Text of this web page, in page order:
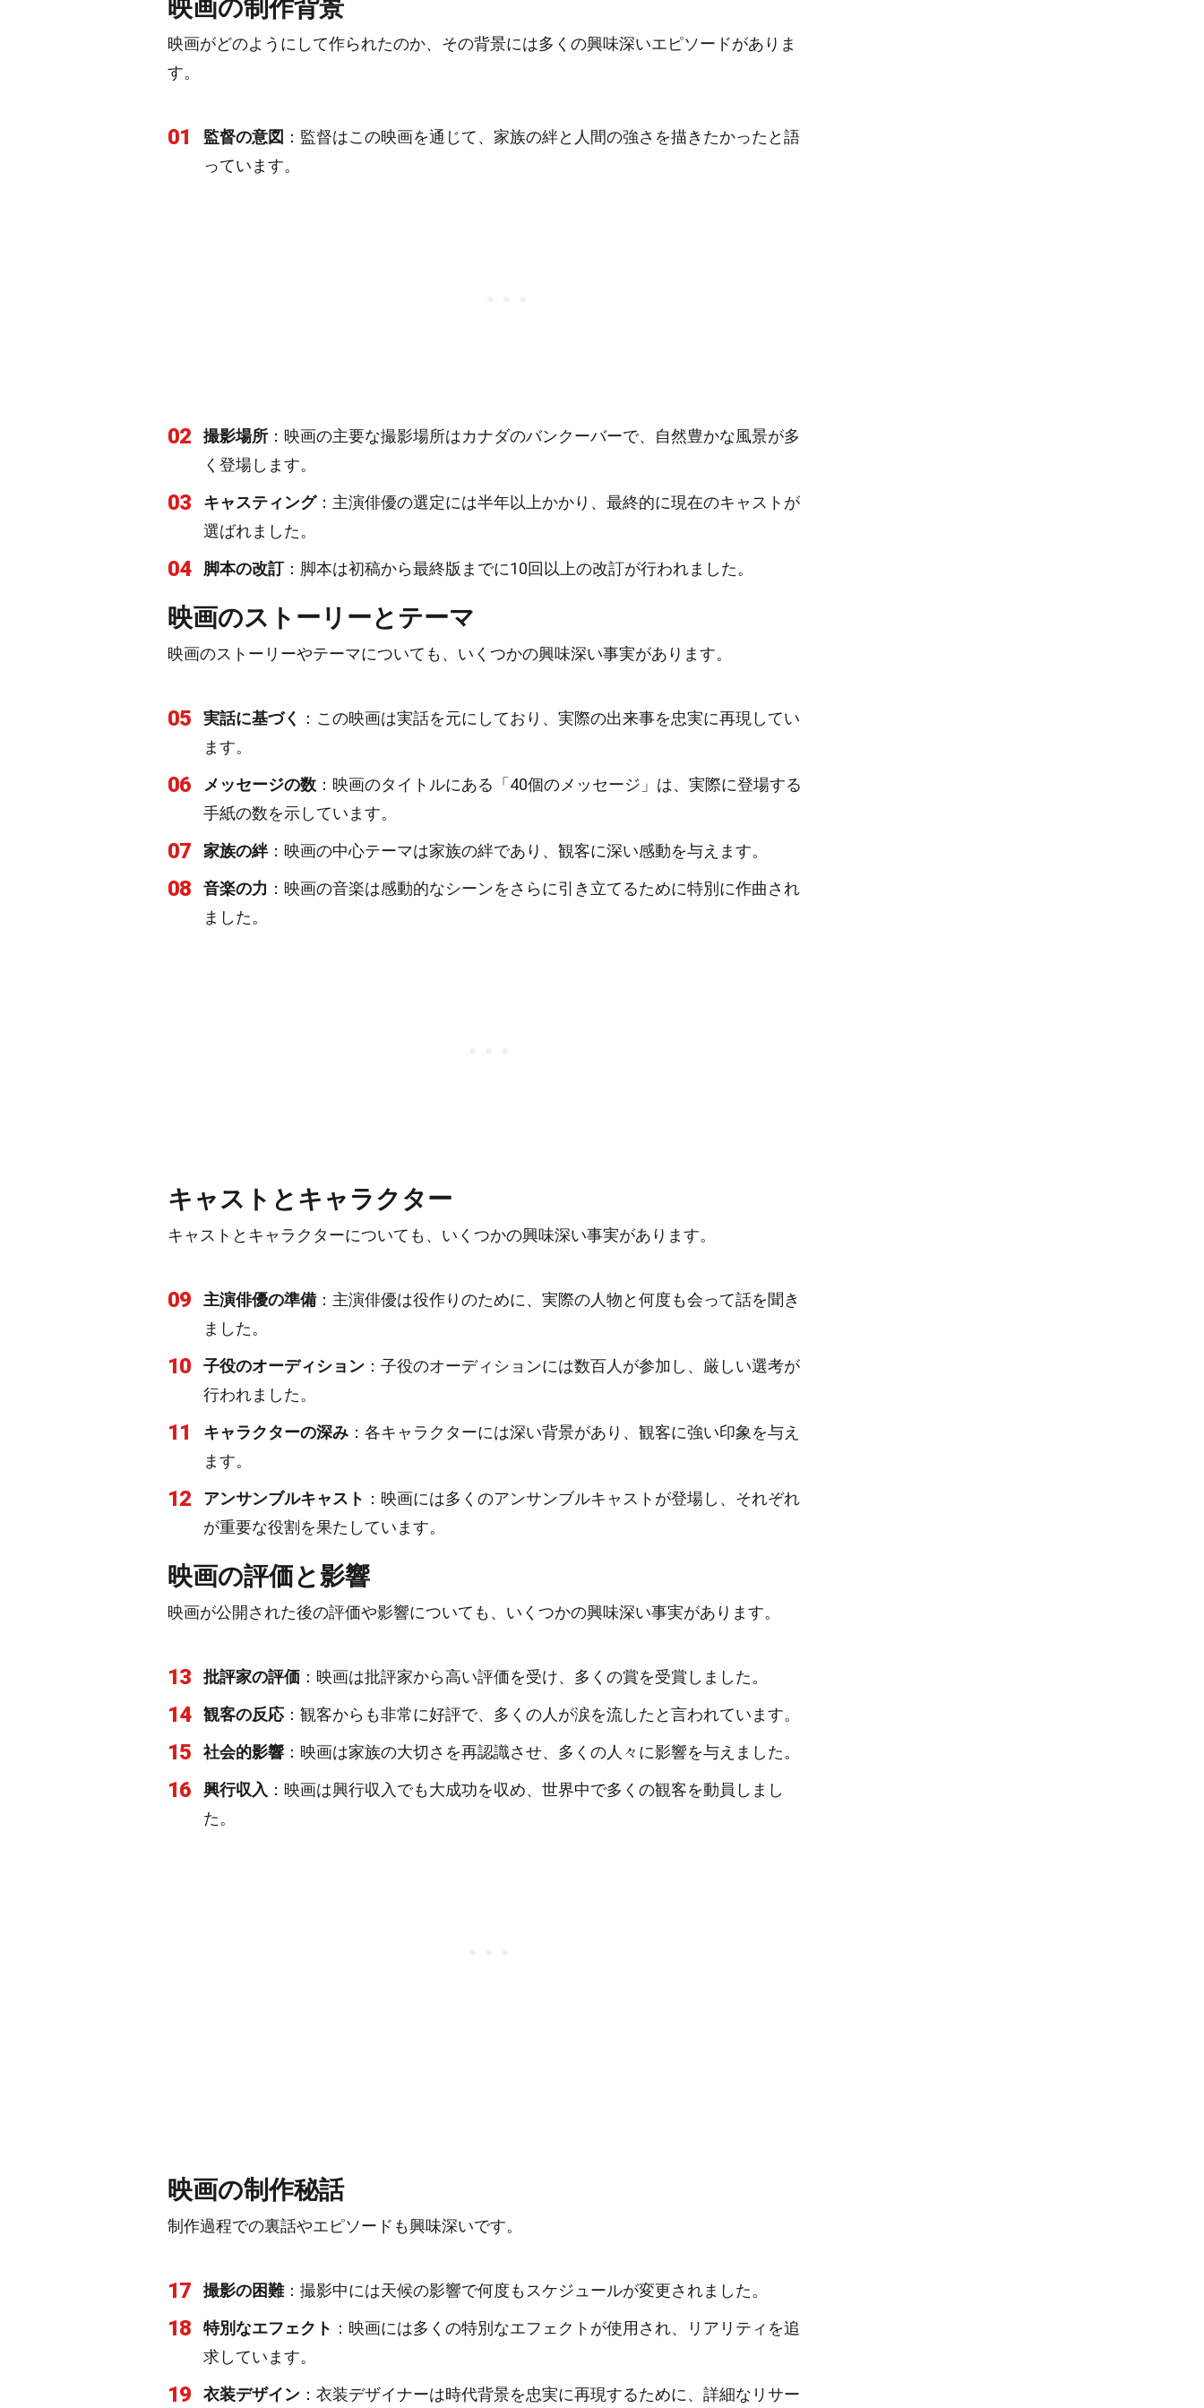
映画の制作背景
映画がどのようにして作られたのか、その背景には多くの興味深いエピソードがありま
す。
01 監督の意図 ：監督はこの映画を通じて、家族の絆と人間の強さを描きたかったと語
っています。
02 撮影場所 ：映画の主要な撮影場所はカナダのバンクーバーで、自然豊かな風景が多
く登場します。
03 キャスティング：主演俳優の選定には半年以上かかり、最終的に現在のキャストが
選ばれました。
04 脚本の改訂：脚本は初稿から最終版までに10回以上の改訂が行われました。
映画のストーリーとテーマ
映画のストーリーやテーマについても、いくつかの興味深い事実があります。
05 実話に基づく
：この映画は実話を元にしており、実際の出来事を忠実に再現してい
ます。
06 メッセージの数 ：映画のタイトルにある「40個のメッセージ」は、実際に登場する
手紙の数を示しています。
07 家族の絆：映画の中心テーマは家族の絆であり、観客に深い感動を与えます。
08 音楽の力 ：映画の音楽は感動的なシーンをさらに引き立てるために特別に作曲され
ました。
キャストとキャラクター
キャストとキャラクターについても、いくつかの興味深い事実があります。
09 主演俳優の準備：主演俳優は役作りのために、実際の人物と何度も会って話を聞き
ました。
10 子役のオーディション ：子役のオーディションには数百人が参加し、厳しい選考が
行われました。
11 キャラクターの深み ：各キャラクターには深い背景があり、観客に強い印象を与え
ます。
12 アンサンブルキャスト ：映画には多くのアンサンブルキャストが登場し、それぞれ
が重要な役割を果たしています。
映画の評価と影響
映画が公開された後の評価や影響についても、いくつかの興味深い事実があります。
13 批評家の評価 ：映画は批評家から高い評価を受け、多くの賞を受賞しました。
14 観客の反応：観客からも非常に好評で、多くの人が涙を流したと言われています。
15 社会的影響 ：映画は家族の大切さを再認識させ、多くの人々に影響を与えました。
16 興行収入 ：映画は興行収入でも大成功を収め、世界中で多くの観客を動員しまし
た。
映画の制作秘話
制作過程での裏話やエピソードも興味深いです。
17 撮影の困難：撮影中には天候の影響で何度もスケジュールが変更されました。
18 特別なエフェクト ：映画には多くの特別なエフェクトが使用され、リアリティを追
求しています。
19 衣装デザイン ：衣装デザイナーは時代背景を忠実に再現するために、詳細なリサー